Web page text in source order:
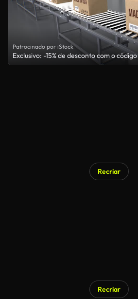
Patrocinado por iStock
Exclusivo: -15% de desconto com o código
Recriar
Recriar